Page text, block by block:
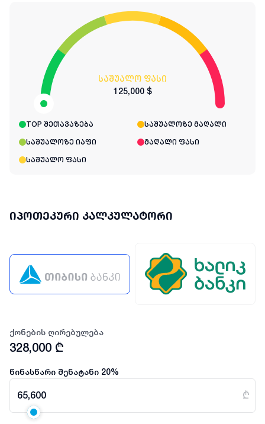
საშუალო ფასი
125,000 $
TOP შეთავაზება საშუალოზე მაღალი
საშუალოზე იაფი მაღალი ფასი
საშუალო ფასი
იპოთეკური კალკულატორი
ქონების ღირებულება
328,000 ₾
წინასწარი შენატანი 20%
65,600 ₾